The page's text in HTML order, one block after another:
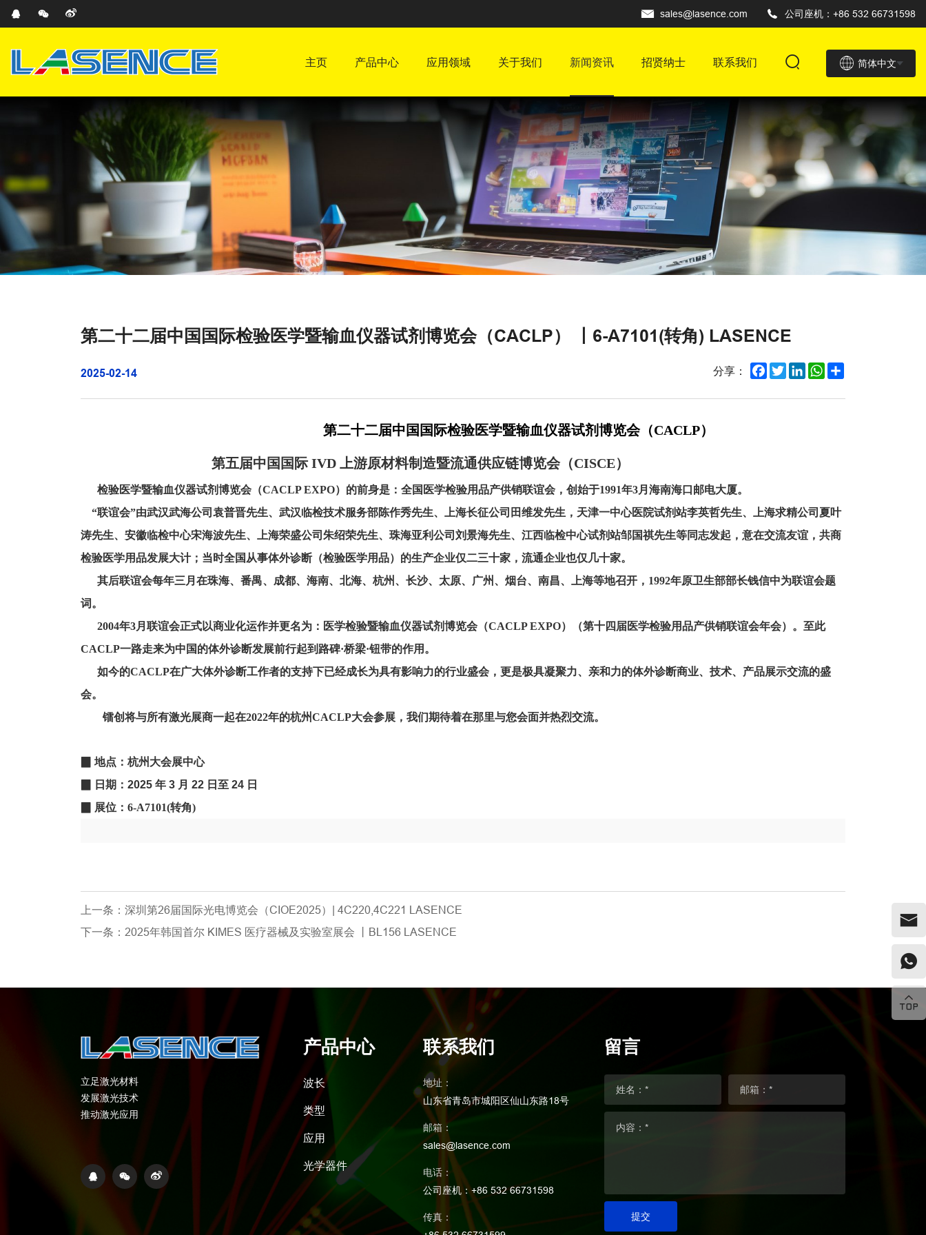
sales@lasence.com 公司座机：+86 532 66731598
简体中文
主页 产品中心 应用领域 关于我们 新闻资讯 招贤纳士 联系我们
第二十二届中国国际检验医学暨输血仪器试剂博览会（CACLP） 丨6-A7101(转角) LASENCE
2025-02-14 分享： Facebook
TwitterLinkedInWhatsApp
第二十二届中国国际检验医学暨输血仪器试剂博览会（CACLP）
第五届中国国际 IVD 上游原材料制造暨流通供应链博览会（CISCE）
检验医学暨输血仪器试剂博览会（CACLP EXPO）的前身是：全国医学检验用品产供销联谊会，创始于1991年3月海南海口邮电大厦。
“联谊会”由武汉武海公司袁普晋先生、武汉临检技术服务部陈作秀先生、上海长征公司田维发先生，天津一中心医院试剂站李英哲先生、上海求精公司夏叶
涛先生、安徽临检中心宋海波先生、上海荣盛公司朱绍荣先生、珠海亚利公司刘景海先生、江西临检中心试剂站邹国祺先生等同志发起，意在交流友谊，共商
检验医学用品发展大计；当时全国从事体外诊断（检验医学用品）的生产企业仅二三十家，流通企业也仅几十家。
其后联谊会每年三月在珠海、番禺、成都、海南、北海、杭州、长沙、太原、广州、烟台、南昌、上海等地召开，1992年原卫生部部长钱信中为联谊会题
词。
2004年3月联谊会正式以商业化运作并更名为：医学检验暨输血仪器试剂博览会（CACLP EXPO）（第十四届医学检验用品产供销联谊会年会）。至此
CACLP一路走来为中国的体外诊断发展前行起到路碑·桥梁·钮带的作用。
如今的CACLP在广大体外诊断工作者的支持下已经成长为具有影响力的行业盛会，更是极具凝聚力、亲和力的体外诊断商业、技术、产品展示交流的盛
会。
镭创将与所有激光展商一起在2022年的杭州CACLP大会参展，我们期待着在那里与您会面并热烈交流。
▉ 地点： 杭州大会展中心
▉ 日期： 2025 年 3 月 22 日至 24 日
▉ 展位：6-A7101(转角)
上一条：深圳第26届国际光电博览会（CIOE2025）| 4C220,4C221 LASENCE
下一条：2025年韩国首尔 KIMES 医疗器械及实验室展会 丨BL156 LASENCE
立足激光材料
发展激光技术
推动激光应用
产品中心
波长
类型
应用
光学器件
联系我们
地址：
山东省青岛市城阳区仙山东路18号
邮箱：
sales@lasence.com
电话：
公司座机：+86 532 66731598
传真：
留言
姓名：* 邮箱：*
内容：*
提交